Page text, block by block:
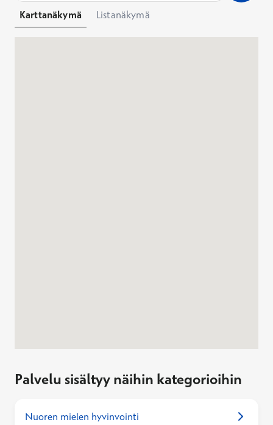
Karttanäkymä Listanäkymä
Palvelu sisältyy näihin kategorioihin
Nuoren mielen hyvinvointi